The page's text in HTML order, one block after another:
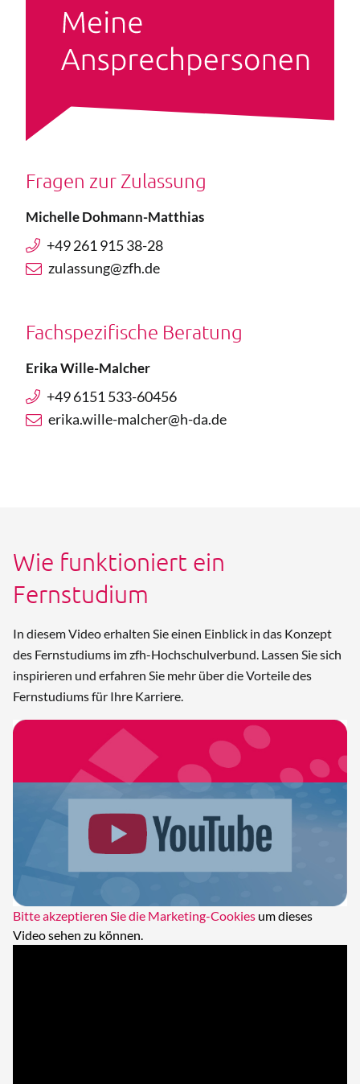
Fragen zur Zulassung
Michelle Dohmann-Matthias
+49 261 915 38-28
zulassung@zfh.de
Fachspezifische Beratung
Erika Wille-Malcher
+49 6151 533-60456
erika.wille-malcher@h-da.de
Bitte akzeptieren Sie die Marketing-Cookies um dieses
Video sehen zu können.
Wie funktioniert ein
Fernstudium
In diesem Video erhalten Sie einen Einblick in das Konzept
des Fernstudiums im zfh-Hochschulverbund. Lassen Sie sich
inspirieren und erfahren Sie mehr über die Vorteile des
Fernstudiums für Ihre Karriere.